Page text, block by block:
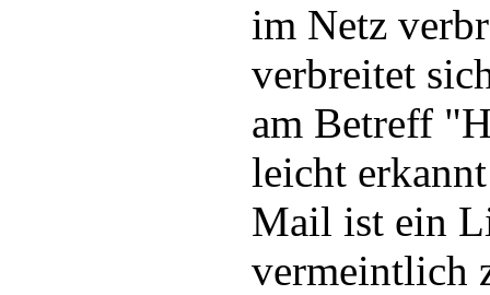
im Netz
verbreitet
am Betreff
leicht
Mail ist ein
vermeintlich